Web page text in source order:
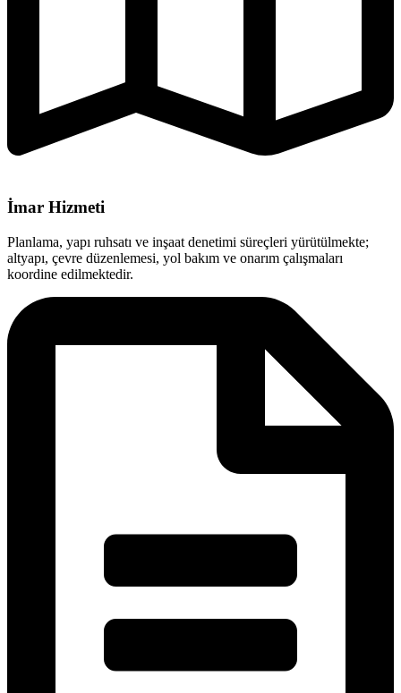
İmar Hizmeti
Planlama, yapı ruhsatı ve inşaat denetimi süreçleri yürütülmekte;
altyapı, çevre düzenlemesi, yol bakım ve onarım çalışmaları
koordine edilmektedir.